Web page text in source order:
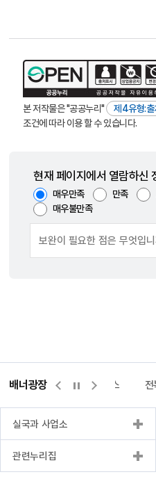
본 저작물은 "공공누리"
제4유형:출
조건에 따라 이용 할 수 있습니다.
현재 페이지에서 열람하신
매우만족 만족
매우불만족
배너광장
량바로처리센터 위택스 전
실국과 사업소
관련누리집